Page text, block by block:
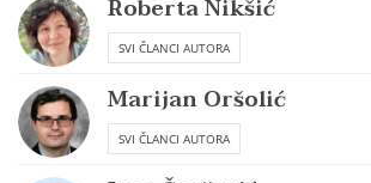
Roberta Nikšić
SVI ČLANCI AUTORA
Marijan Oršolić
SVI ČLANCI AUTORA